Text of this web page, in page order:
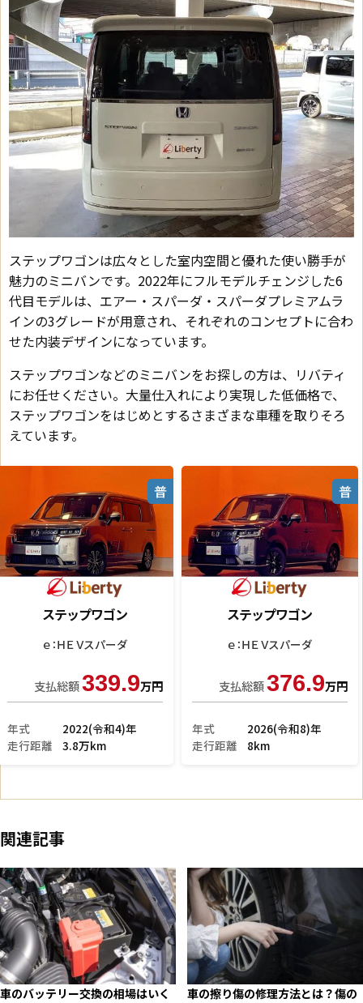
ステップワゴンは広々とした室内空間と優れた使い勝手が
魅力のミニバンです。2022年にフルモデルチェンジした6
代目モデルは、エアー・スパーダ・スパーダプレミアムラ
インの3グレードが用意され、それぞれのコンセプトに合わ
せた内装デザインになっています。
ステップワゴンなどのミニバンをお探しの方は、リバティ
にお任せください。大量仕入れにより実現した低価格で、
ステップワゴンをはじめとするさまざまな車種を取りそろ
えています。
普
ステップワゴン
ｅ：ＨＥＶスパーダ
支払総額379.9万円
年式
2026(令和8)年
走行距離
11km
普
ステップワゴン
その他
支払総額349.9万円
年式
2026(令和8)年
走行距離
7km
関連記事
車のバッテリー交換の相場はいく 車の擦り傷の修理方法とは？傷の